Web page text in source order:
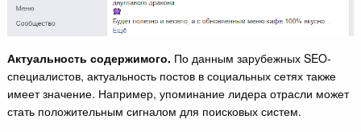
Актуальность содержимого. По данным зарубежных SEO-
специалистов, актуальность постов в социальных сетях также
имеет значение. Например, упоминание лидера отрасли может
стать положительным сигналом для поисковых систем.